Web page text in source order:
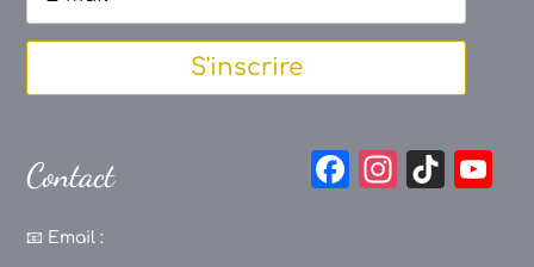
S'inscrire
Contact
📧 Email :
F
In
Ti